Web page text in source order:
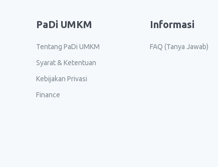
PaDi UMKM
Tentang PaDi UMKM
Syarat & Ketentuan
Kebijakan Privasi
Finance
Informasi
FAQ (Tanya Jawab)